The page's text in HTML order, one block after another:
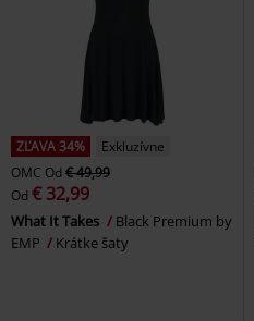
ZĽAVA 34%
Exkluzívne
OMC Od € 49,99
Od € 32,99
What It Takes
Black Premium by
EMP
Krátke šaty